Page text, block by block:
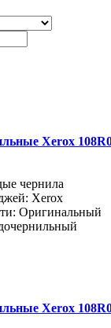
Xerox
чернила
Xerox
Оригинальный
Xerox